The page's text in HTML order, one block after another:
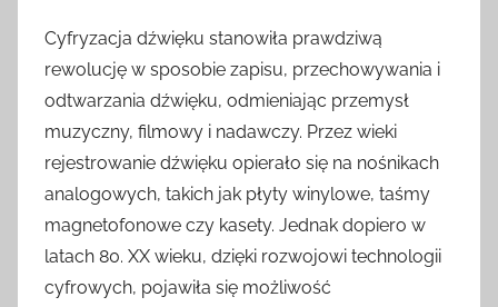
Cyfryzacja dźwięku stanowiła prawdziwą
rewolucję w sposobie zapisu, przechowywania i
odtwarzania dźwięku, odmieniając przemysł
muzyczny, filmowy i nadawczy. Przez wieki
rejestrowanie dźwięku opierało się na nośnikach
analogowych, takich jak płyty winylowe, taśmy
magnetofonowe czy kasety. Jednak dopiero w
latach 80. XX wieku, dzięki rozwojowi technologii
cyfrowych, pojawiła się możliwość